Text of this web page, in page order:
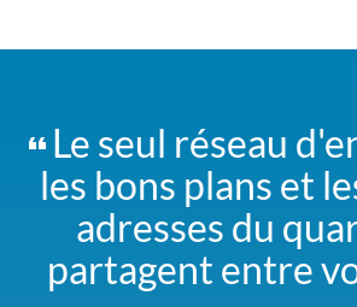
Le seul réseau
les bons plans et
adresses du
partagent entre